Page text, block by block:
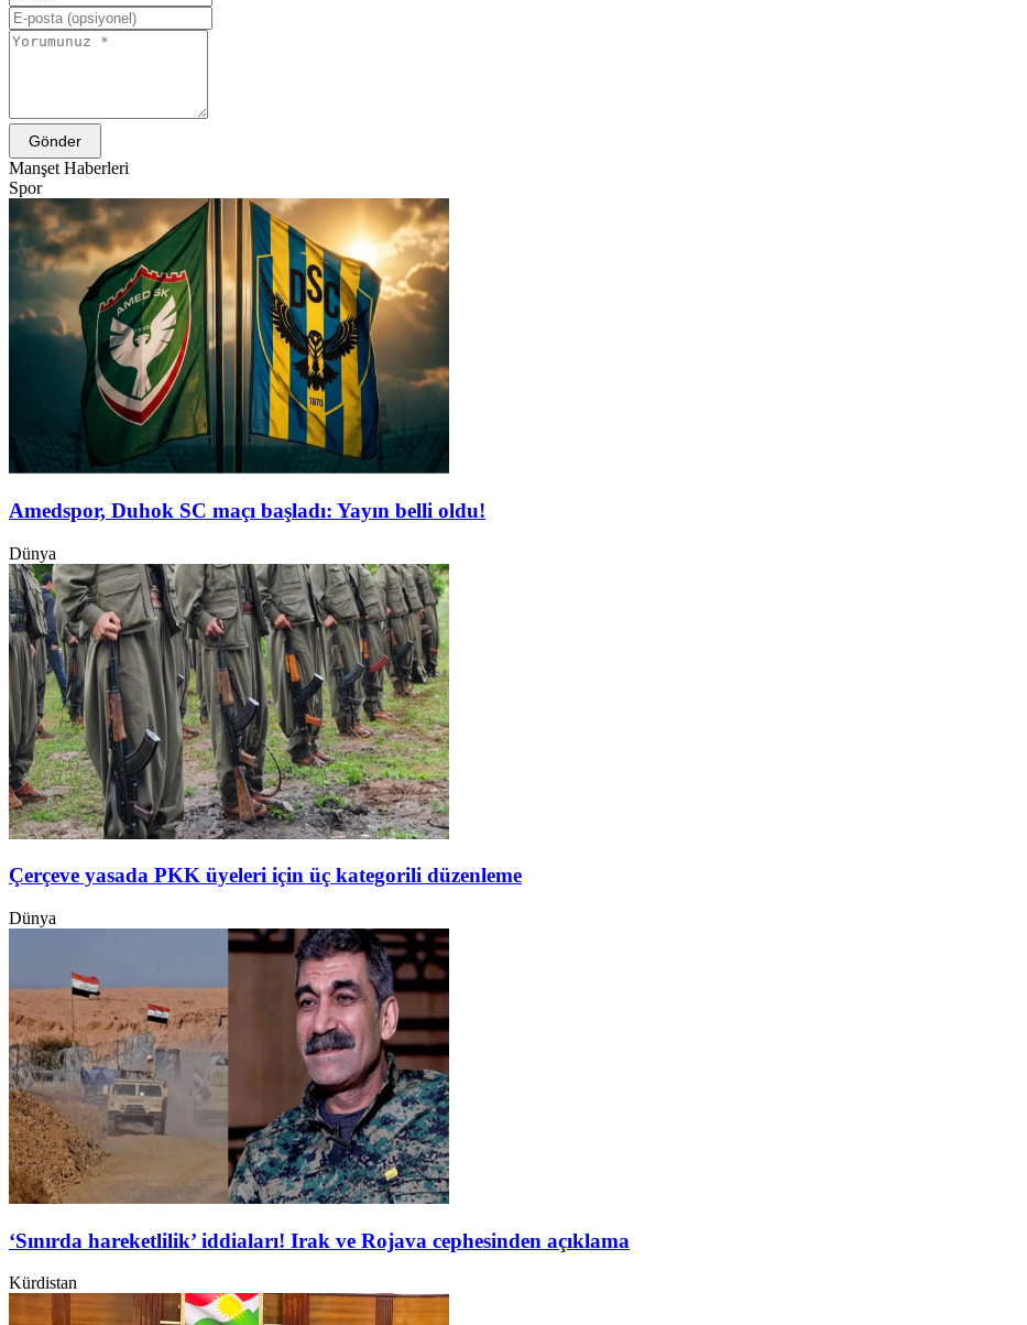
Gönder
Manşet Haberleri
Spor
Amedspor, Duhok SC maçı başladı: Yayın belli oldu!
Dünya
Çerçeve yasada PKK üyeleri için üç kategorili düzenleme
Dünya
‘Sınırda hareketlilik’ iddiaları! Irak ve Rojava cephesinden açıklama
Kürdistan